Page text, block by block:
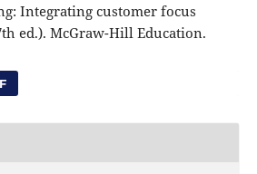
Integrating customer focus
ed.). McGraw-Hill Education.